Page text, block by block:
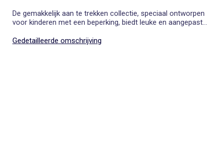
De gemakkelijk aan te trekken collectie, speciaal ontworpen
voor kinderen met een beperking, biedt leuke en aangepaste
Gedetailleerde omschrijving